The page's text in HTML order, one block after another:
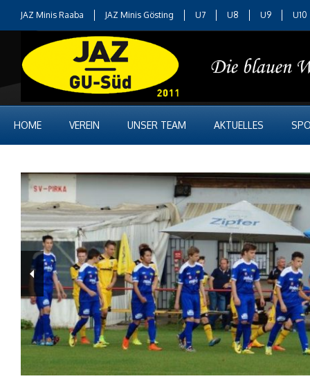
JAZ Minis Raaba JAZ Minis Gösting U7 U8 U9 U10
HOME VEREIN UNSER TEAM AKTUELLES